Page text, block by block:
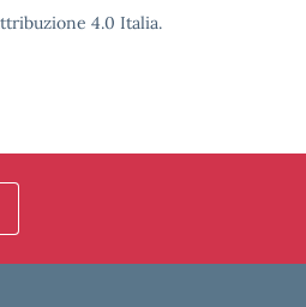
4.0 Italia.